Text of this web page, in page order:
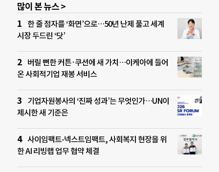
많이 본 뉴스 >
한 줄 점자를 ‘화면’으로…50년 난제 풀고 세계
시장 두드린 ‘닷’
버릴 뻔한 커튼·쿠션에 새 가치…이케아에 들어
온 사회적기업 재봉 서비스
기업자원봉사의 ‘진짜 성과’는 무엇인가…UN이
제시한 새 기준은
사이임팩트-넥스트임팩트, 사회복지 현장을 위
한 AI 리빙랩 업무 협약 체결